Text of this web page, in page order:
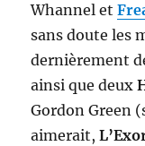
Whannel et
sans doute les
dernièrement
ainsi que deux
Gordon Green
aimerait,